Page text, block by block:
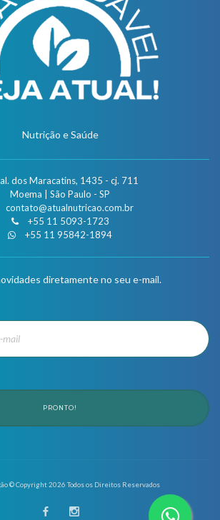
Nutrição e Saúde
al. dos Maracatins, 1435 - cj. 711
Moema | São Paulo - SP
contato@atualnutricao.com.br
+55 11 5093-1723
+55 11 95842-1894
diretamente no seu e-mail.
PRONTO!
© Copyright2026 Todos os Direitos Reservados